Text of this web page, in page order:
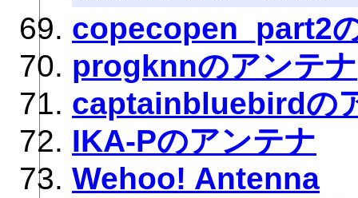
copecopen_part2
progknnのアンテナ
captainbluebirdの
IKA-Pのアンテナ
Wehoo! Antenna